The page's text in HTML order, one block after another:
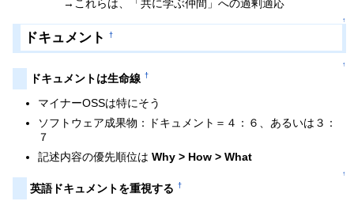
→これらは、「共に学ぶ仲間」への過剰適応
↑
ドキュメント †
↑
ドキュメントは生命線 †
マイナーOSSは特にそう
ソフトウェア成果物：ドキュメント＝４：６、あるいは３：
７
記述内容の優先順位はWhy > How > What
↑
英語ドキュメントを重視する †